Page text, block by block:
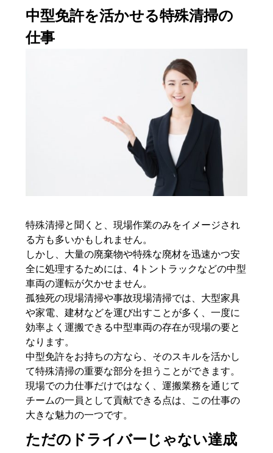
中型免許を活かせる特殊清掃の
仕事
特殊清掃と聞くと、現場作業のみをイメージされ
る方も多いかもしれません。
しかし、大量の廃棄物や特殊な廃材を迅速かつ安
全に処理するためには、4トントラックなどの中型
車両の運転が欠かせません。
孤独死の現場清掃や事故現場清掃では、大型家具
や家電、建材などを運び出すことが多く、一度に
効率よく運搬できる中型車両の存在が現場の要と
なります。
中型免許をお持ちの方なら、そのスキルを活かし
て特殊清掃の重要な部分を担うことができます。
現場での力仕事だけではなく、運搬業務を通じて
チームの一員として貢献できる点は、この仕事の
大きな魅力の一つです。
ただのドライバーじゃない達成